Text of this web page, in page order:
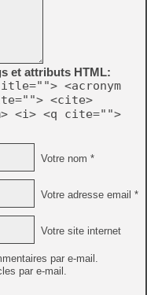
et attributs HTML:
<acronym
<cite>
<i> <q cite="">
Votre nom *
Votre adresse email *
Votre site internet
par e-mail.
par e-mail.